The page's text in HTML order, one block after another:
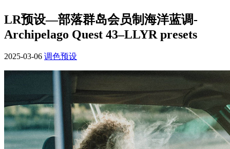
LR预设—部落群岛会员制海洋蓝调-
Archipelago Quest 43–LLYR presets
2025-03-06 调色预设